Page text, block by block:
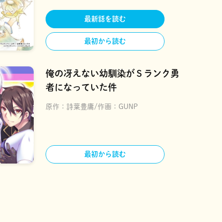
最新話を読む
最初から読む
俺の冴えない幼馴染がＳランク勇
者になっていた件
原作： 詩葉豊庸 作画： GUNP
最初から読む